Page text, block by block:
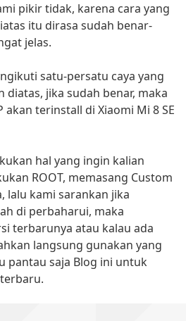
pikir tidak, karena cara yang
itu dirasa sudah benar-
jelas.
satu-persatu caya yang
diatas, jika sudah benar, maka
akan terinstall di Xiaomi Mi 8 SE
hal yang ingin kalian
ROOT, memasang Custom
lalu kami sarankan jika
di perbaharui, maka
terbarunya atau kalau ada
langsung gunakan yang
pantau saja Blog ini untuk